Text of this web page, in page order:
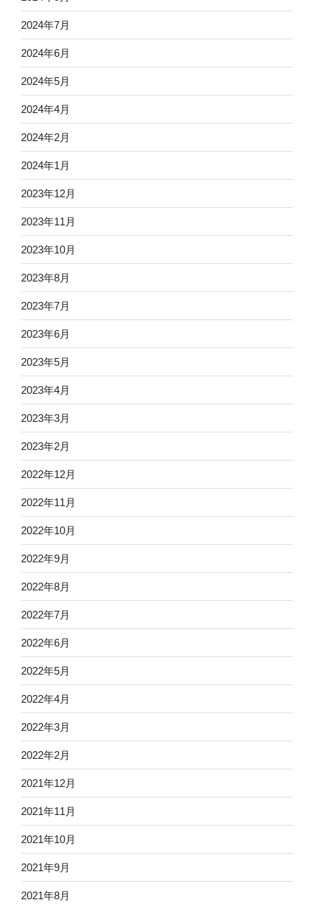
2024年7月
2024年6月
2024年5月
2024年4月
2024年2月
2024年1月
2023年12月
2023年11月
2023年10月
2023年8月
2023年7月
2023年6月
2023年5月
2023年4月
2023年3月
2023年2月
2022年12月
2022年11月
2022年10月
2022年9月
2022年8月
2022年7月
2022年6月
2022年5月
2022年4月
2022年3月
2022年2月
2021年12月
2021年11月
2021年10月
2021年9月
2021年8月